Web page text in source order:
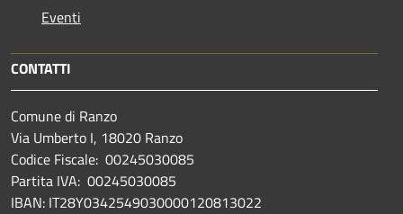
Eventi
CONTATTI
Comune di Ranzo
Via Umberto I, 18020 Ranzo
Codice Fiscale: 00245030085
Partita IVA: 00245030085
IBAN: IT28Y0342549030000120813022